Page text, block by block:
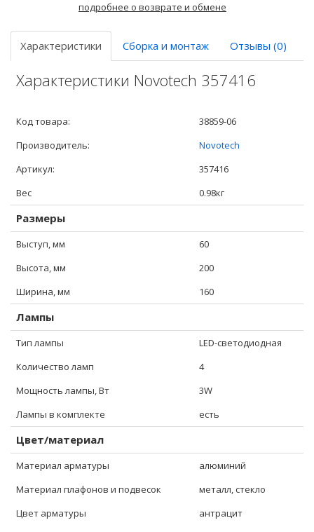
подробнее о возврате и обмене
Характеристики Сборка и монтаж Отзывы (0)
Характеристики Novotech 357416
Код товара:
38859-06
Производитель:
Novotech
Артикул:
357416
Вес
0.98кг
Размеры
Выступ, мм
60
Высота, мм
200
Ширина, мм
160
Лампы
Тип лампы
LED-светодиодная
Количество ламп
4
Мощность лампы, Вт
3W
Лампы в комплекте
есть
Цвет/материал
Материал арматуры
алюминий
Материал плафонов и подвесок
металл, стекло
Цвет арматуры
антрацит